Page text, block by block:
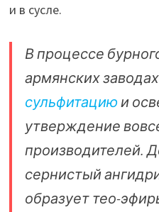
и в сусле.
В процессе
армянских
сульфитацию и
утверждение
производителей.
сернистый
образует тео-